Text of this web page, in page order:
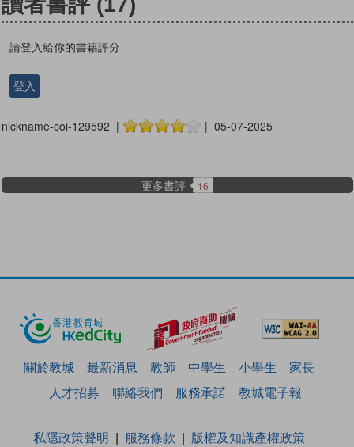
請登入給你的書籍評分
登入
nickname-coi-129592 | | 05-07-2025
更多書評 16
關於教城 最新消息 教師 中學生 小學生
家長
人才招募
聯絡我們 服務承諾 教城電子報
私隱政策聲明 服務條款
版權及知識產權政策